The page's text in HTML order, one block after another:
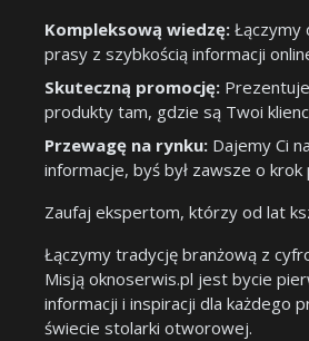
Kompleksową wiedzę: Łączymy
prasy z szybkością informacji
Skuteczną promocję:
produkty tam, gdzie są Twoi
Przewagę na rynku: Dajemy Ci
informacje, byś był zawsze o krok
Zaufaj ekspertom, którzy od lat
Łączymy tradycję branżową z
Misją oknoserwis.pl jest bycie
informacji i inspiracji dla każdego
świecie stolarki otworowej.